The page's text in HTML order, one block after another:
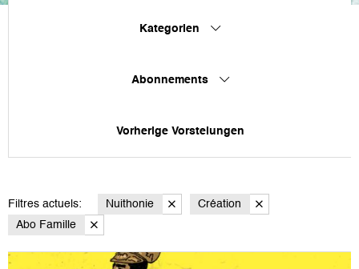
Kategorien
Abonnements
Vorherige Vorstelungen
Filtres actuels: Nuithonie
Création
Abo Famille